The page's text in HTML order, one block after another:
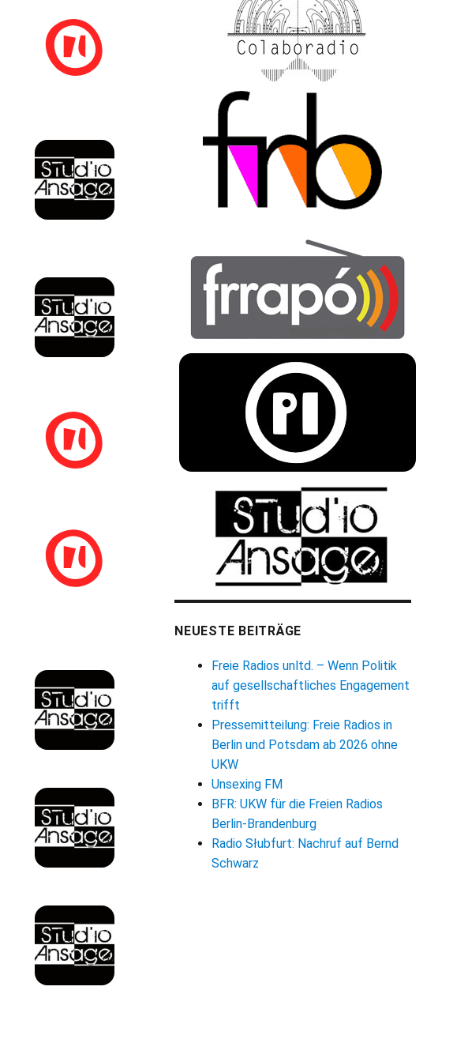
NEUESTE BEITRÄGE
Freie Radios unltd. – Wenn Politik
auf gesellschaftliches Engagement
trifft
Pressemitteilung: Freie Radios in
Berlin und Potsdam ab 2026 ohne
UKW
Unsexing FM
BFR: UKW für die Freien Radios
Berlin-Brandenburg
Radio Słubfurt: Nachruf auf Bernd
Schwarz